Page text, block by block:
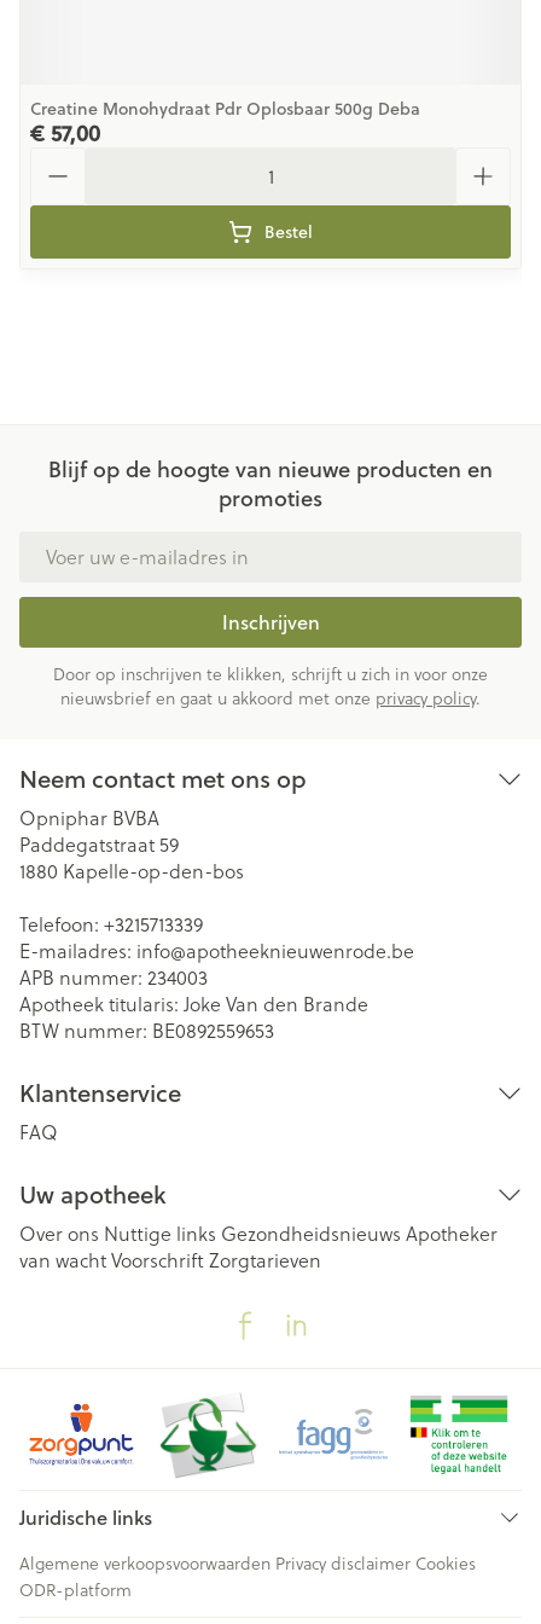
Creatine Monohydraat Pdr Oplosbaar 500g Deba
€ 57,00
Bestel
Blijf op de hoogte van nieuwe producten en
promoties
Inschrijven
Door op inschrijven te klikken, schrijft u zich in voor onze
nieuwsbrief en gaat u akkoord met onze privacy policy.
Neem contact met ons op
Opniphar BVBA
Paddegatstraat 59
1880 Kapelle-op-den-bos
Telefoon: +3215713339
E-mailadres: info@apotheeknieuwenrode.be
APB nummer: 234003
Apotheek titularis: Joke Van den Brande
BTW nummer: BE0892559653
Klantenservice
FAQ
Uw apotheek
Over ons Nuttige links Gezondheidsnieuws Apotheker
van wachtVoorschriftZorgtarieven
Juridische links
Algemene verkoopsvoorwaarden Privacy disclaimer Cookies
ODR-platform